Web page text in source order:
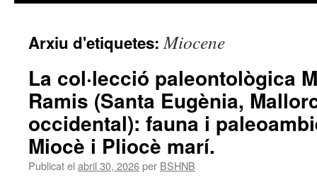
Arxiu d'etiquetes:Miocene
La col·lecció paleontològica
Ramis (Santa Eugènia,
occidental): fauna i
Miocè i Pliocè marí.
Publicat el abril 30, 2026per BSHNB